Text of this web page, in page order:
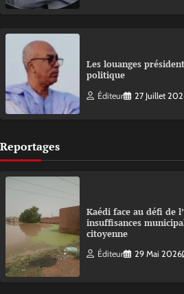
Les louanges
politique
Éditeur 27 Juillet
Reportages
Kaédi face au défi de
insuffisances
citoyenne
Éditeur 29 Mai 2026